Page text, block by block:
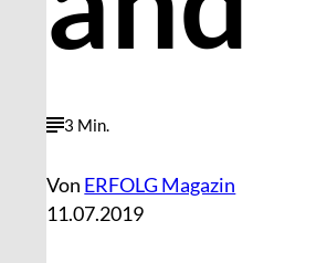
3 Min.
Von ERFOLG Magazin
11.07.2019